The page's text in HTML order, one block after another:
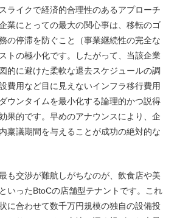
ライクで経済的合理性のあるアプローチ
業にとっての最大の関心事は、移転のゴ
の停滞を防ぐこと（事業継続性の完全な
トの極小化です。したがって、当該企業
的に避けた柔軟な退去スケジュールの調
費用など目に見えないインフラ移行費用
ウンタイムを最小化する論理的かつ説得
果的です。早めのアナウンスにより、企
稟議期間を与えることが成功の絶対的な
も交渉が難航しがちなのが、飲食店や美
いったBtoCの店舗型テナントです。これ
に合わせて数千万円規模の独自の設備投